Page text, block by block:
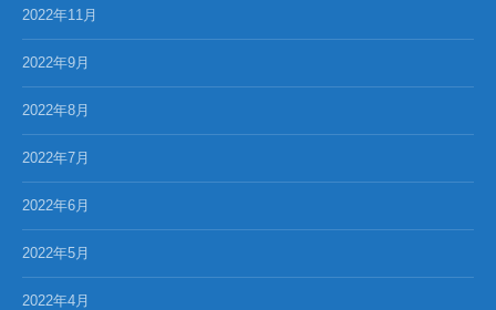
2022年11月
2022年9月
2022年8月
2022年7月
2022年6月
2022年5月
2022年4月